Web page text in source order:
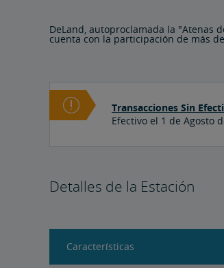
DeLand, autoproclamada la "Atenas
cuenta con la participación de más
Transacciones Sin
Efectivo el 1 de Agosto
Detalles de la Estación
Características